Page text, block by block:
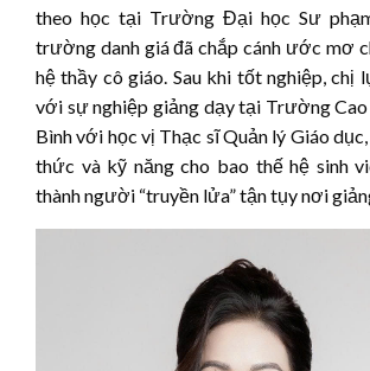
theo học tại Trường Đại học Sư
trường danh giá đã chắp cánh ước mơ
hệ thầy cô giáo. Sau khi tốt nghiệp, chị
với sự nghiệp giảng dạy tại Trường
Bình với học vị Thạc sĩ Quản lý Giáo
thức và kỹ năng cho bao thế hệ sinh
thành người “truyền lửa” tận tụy nơi